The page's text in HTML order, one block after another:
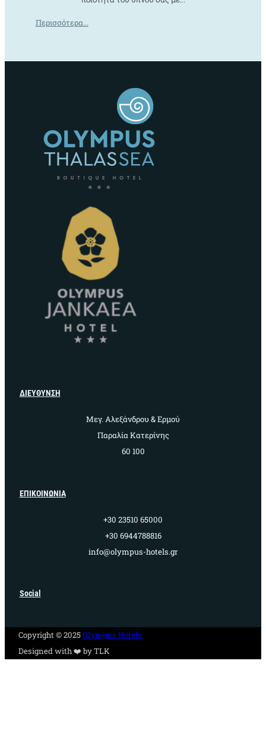
Περισσότερα...
ΔΙΕΥΘΥΝΣΗ
Μεγ. Αλεξάνδρου & Ερμού
Παραλία Κατερίνης
60 100
ΕΠΙΚΟΙΝΩΝΙΑ
+30 23510 65000
+30 6944788816
info@olympus-hotels.gr
Social
Copyright © 2025Olympus Hotels
Designed with ❤️ by TLK